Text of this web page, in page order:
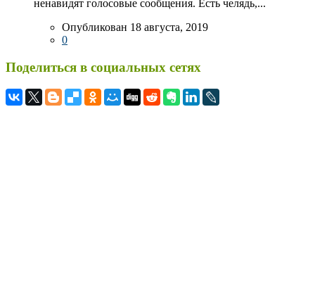
ненавидят голосовые сообщения. Есть челядь,...
Опубликован 18 августа, 2019
0
Поделиться в социальных сетях